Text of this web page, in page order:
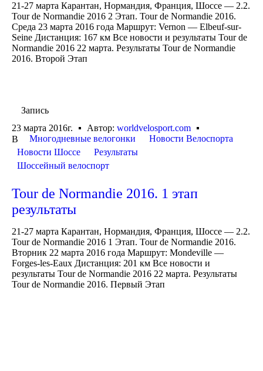
21-27 марта Карантан, Нормандия, Франция, Шоссе — 2.2.
Tour de Normandie 2016 2 Этап. Tour de Normandie 2016.
Среда 23 марта 2016 года Маршрут: Vernon — Elbeuf-sur-
Seine Дистанция: 167 км Все новости и результаты Tour de
Normandie 2016 22 марта. Результаты Tour de Normandie
2016. Второй Этап
Запись
23 марта 2016г.
Автор: worldvelosport.com
В
Многодневные велогонки
Новости Велоспорта
Новости Шоссе
Результаты
Шоссейный велоспорт
Tour de Normandie 2016. 1 этап
результаты
21-27 марта Карантан, Нормандия, Франция, Шоссе — 2.2.
Tour de Normandie 2016 1 Этап. Tour de Normandie 2016.
Вторник 22 марта 2016 года Маршрут: Mondeville —
Forges-les-Eaux Дистанция: 201 км Все новости и
результаты Tour de Normandie 2016 22 марта. Результаты
Tour de Normandie 2016. Первый Этап